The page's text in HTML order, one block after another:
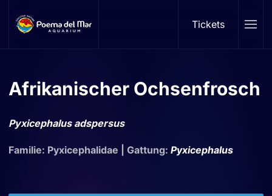
Skip to main content Tickets
Afrikanischer Ochsenfrosch
Pyxicephalus adspersus
Familie: Pyxicephalidae | Gattung: Pyxicephalus